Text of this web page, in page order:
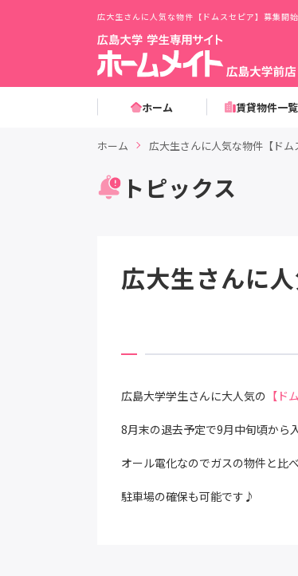
広大生さんに人気な物件【ドムスセピア】募集開
ホーム 賃貸物件一覧
ホーム 広大生さんに人気な物件【ドム
トピックス
広大生さんに
広島大学学生さんに大人気の 【ド
8月末の退去予定で9月中旬頃から
オール電化なのでガスの物件と比
駐車場の確保も可能です♪